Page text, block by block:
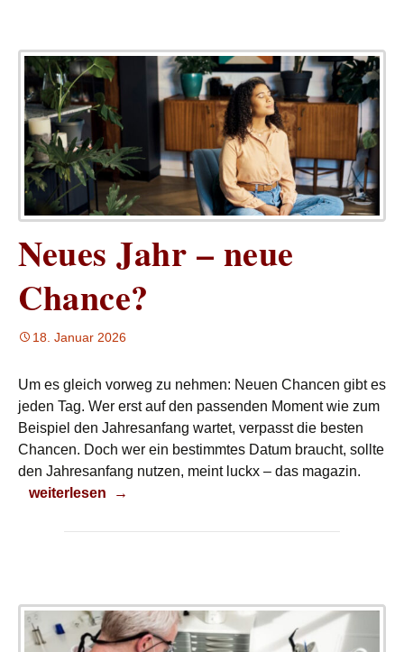
Neues Jahr – neue
Chance?
18. Januar 2026
Um es gleich vorweg zu nehmen: Neuen Chancen gibt es
jeden Tag. Wer erst auf den passenden Moment wie zum
Beispiel den Jahresanfang wartet, verpasst die besten
Chancen. Doch wer ein bestimmtes Datum braucht, sollte
den Jahresanfang nutzen, meint luckx – das magazin.
Neues Jahr – neue Chance?
weiterlesen →